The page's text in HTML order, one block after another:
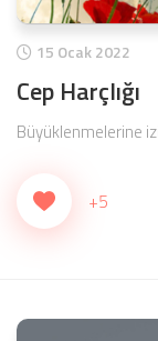
15 Ocak 2022
Cep Harçlığı
Büyüklenmelerine
+5